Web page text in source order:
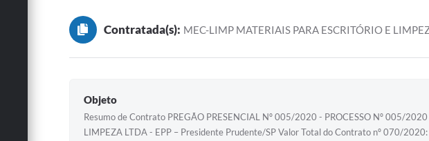
Contratada(s): MEC-LIMP MATERIAIS PARA ESCRITÓRIO E
Objeto
Resumo de Contrato PREGÃO PRESENCIAL Nº 005/2020 - PROCESSO Nº 005/
LIMPEZA LTDA - EPP – Presidente Prudente/SP Valor Total do Contrato nº 070/